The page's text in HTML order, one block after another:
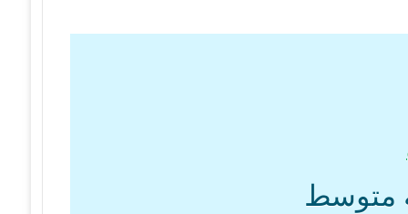
متوسط